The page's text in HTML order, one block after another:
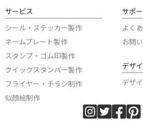
サービス
シール・ステッカー製作
ネームプレート製作
スタンプ・ゴム印製作
クイックスタンパー製作
フライヤー・チラシ制作
似顔絵制作
サポ
よく
お問
デザ
デザ